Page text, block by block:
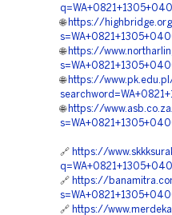
🌐 https://
🌐 https://
🌐 https://
🌐 https://
🔗 https://
🔗 https://
🔗 https://